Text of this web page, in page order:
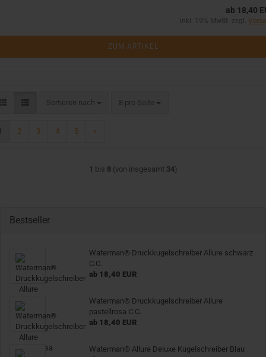
ab 18,40
inkl. 19% MwSt. zzgl.
ZUM ARTIKEL
Sortieren nach
Sortieren nach 8 pro Seite
pro Seite
2 3 4 5 »
1 bis 8(von insgesamt 34)
Bestseller
Waterman® Druckkugelschreiber Allure schwarz
C.C.
ab 18,40 EUR
Waterman® Druckkugelschreiber Allure
pastellrosa C.C.
ab 18,40 EUR
Waterman® Allure Deluxe Kugelschreiber Blau